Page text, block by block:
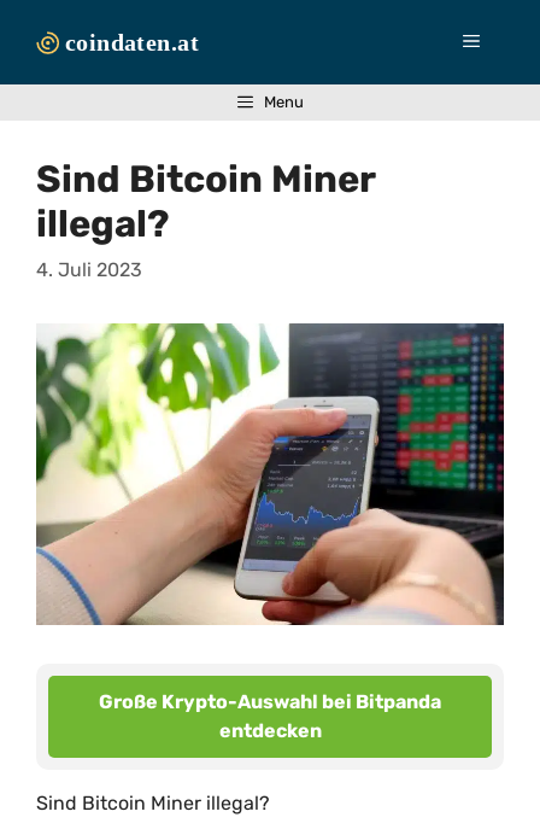
Inhalt
Menü
Menu
Sind Bitcoin Miner
illegal?
4. Juli 2023
Große Krypto-Auswahl bei Bitpanda
entdecken
Sind Bitcoin Miner illegal?